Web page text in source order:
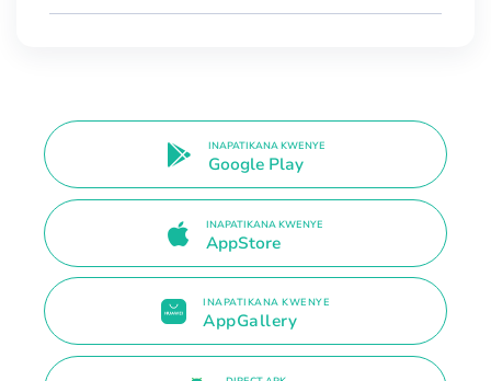
INAPATIKANA KWENYE
Google Play
INAPATIKANA KWENYE
AppStore
INAPATIKANA KWENYE
AppGallery